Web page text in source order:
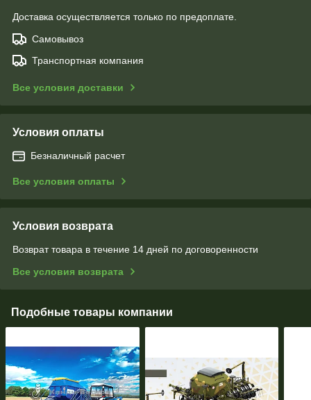
Доставка осуществляется только по предоплате.
Самовывоз
Транспортная компания
Все условия доставки
Условия оплаты
Безналичный расчет
Все условия оплаты
Условия возврата
Возврат товара в течение 14 дней по договоренности
Все условия возврата
Подобные товары компании